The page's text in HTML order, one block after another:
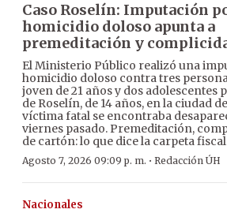
Caso Roselín: Imputación
homicidio doloso apunta a
premeditación y
El Ministerio Público realizó una
homicidio doloso contra tres
joven de 21 años y dos adolescentes
de Roselín, de 14 años, en la ciudad
víctima fatal se encontraba
viernes pasado. Premeditación,
de cartón: lo que dice la carpeta
Agosto 7, 2026 09:09 p. m. · Redacción ÚH
Nacionales